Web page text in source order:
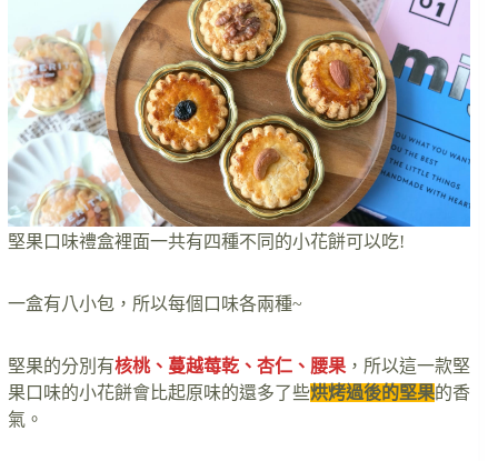
堅果口味禮盒裡面一共有四種不同的小花餅可以吃!
一盒有八小包，所以每個口味各兩種~
堅果的分別有核桃、蔓越莓乾、杏仁、腰果 ，所以這一款堅
果口味的小花餅會比起原味的還多了些烘烤過後的堅果的香
氣。